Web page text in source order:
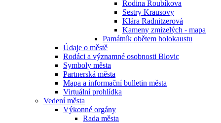
Rodina Roubíkova
Sestry Krausovy
Klára Radnitzerová
Kameny zmizelých - mapa
Památník obětem holokaustu
Údaje o městě
Rodáci a významné osobnosti Blovic
Symboly města
Partnerská města
Mapa a informační bulletin města
Virtuální prohlídka
Vedení města
Výkonné orgány
Rada města